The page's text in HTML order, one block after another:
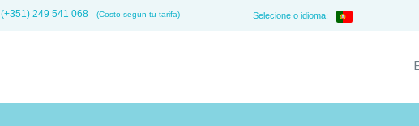
(+351) 249 541 068 (Costo según tu tarifa) Selecione o idioma: